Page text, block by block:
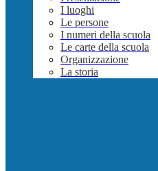
I luoghi
Le persone
I numeri della scuola
Le carte della scuola
Organizzazione
La storia